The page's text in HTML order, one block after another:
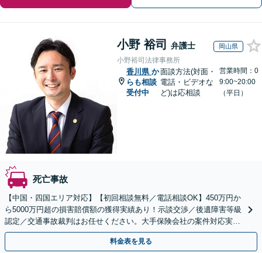
小野 裕司 弁護士 岡山県
小野裕司法律事務所
香川県 か
らも相談
受付中
面談方法(対面・
電話・ビデオな
ど)は応相談
営業時間：0
9:00~20:00
（平日）
死亡事故
【中国・四国エリア対応】【初回相談無料／電話相談OK】450万円か
ら5000万円超の損害賠償額の獲得実績あり！示談交渉／後遺障害等級
認定／交通事故裁判はお任せください。大手保険会社の案件対応実績
多数。医学的知識にも精通【休日・夜間面談可能】
料金表を見る